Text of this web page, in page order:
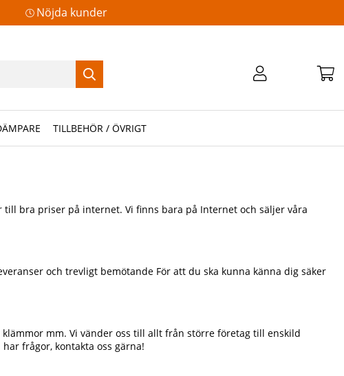
Nöjda kunder
TILLBEHÖR / ÖVRIGT
bra priser på internet. Vi finns bara på Internet och säljer våra
och trevligt bemötande För att du ska kunna känna dig säker
mm. Vi vänder oss till allt från större företag till enskild
frågor, kontakta oss gärna!